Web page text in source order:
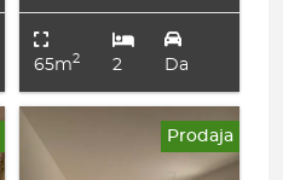
65m2 2 Da
Prodaja